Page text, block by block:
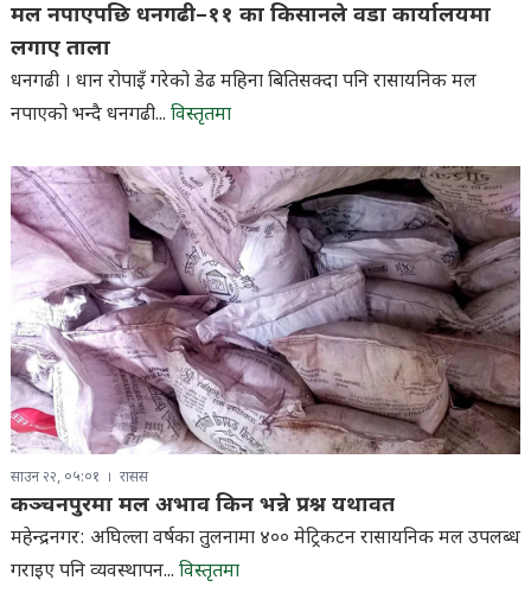
मल नपाएपछि धनगढी–११ का किसानले वडा कार्यालयमा
लगाए ताला
धनगढी । धान रोपाइँ गरेको डेढ महिना बितिसक्दा पनि रासायनिक मल
नपाएको भन्दै धनगढी... विस्तृतमा
साउन २२, ०५:०१ रासस
कञ्चनपुरमा मल अभाव किन भन्ने प्रश्न यथावत
महेन्द्रनगर: अघिल्ला वर्षका तुलनामा ४०० मेट्रिकटन रासायनिक मल उपलब्ध
गराइए पनि व्यवस्थापन... विस्तृतमा